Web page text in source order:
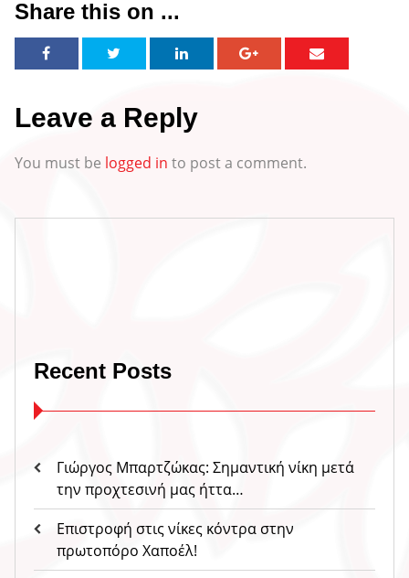
Share this on ...
Leave a Reply
You must be logged in to post a comment.
Recent Posts
Γιώργος Μπαρτζώκας: Σημαντική νίκη μετά
την προχτεσινή μας ήττα…
Επιστροφή στις νίκες κόντρα στην
πρωτοπόρο Χαποέλ!